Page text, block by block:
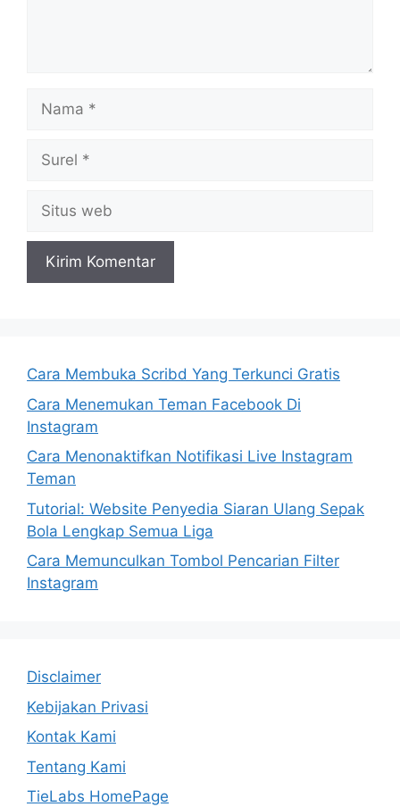
Nama
Surel
Situs
web
Cara Membuka Scribd Yang Terkunci Gratis
Cara Menemukan Teman Facebook Di
Instagram
Cara Menonaktifkan Notifikasi Live Instagram
Teman
Tutorial: Website Penyedia Siaran Ulang Sepak
Bola Lengkap Semua Liga
Cara Memunculkan Tombol Pencarian Filter
Instagram
Disclaimer
Kebijakan Privasi
Kontak Kami
Tentang Kami
TieLabs HomePage